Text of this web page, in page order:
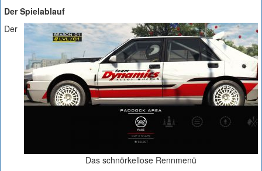
Der Spielablauf
Das schnörkellose Rennmenü
Der